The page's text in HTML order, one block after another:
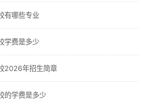
有哪些专业
学费是多少
2026年招生简章
的学费是多少